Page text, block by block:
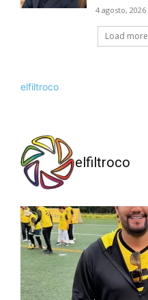
4 agosto, 2026
Load more
elfiltroco
elfiltroco